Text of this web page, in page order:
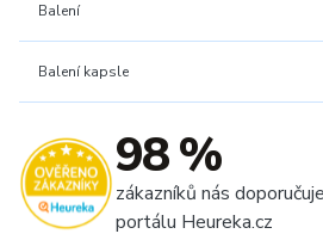
Balení
Balení kapsle
98 %
zákazníků nás
portálu Heureka.cz